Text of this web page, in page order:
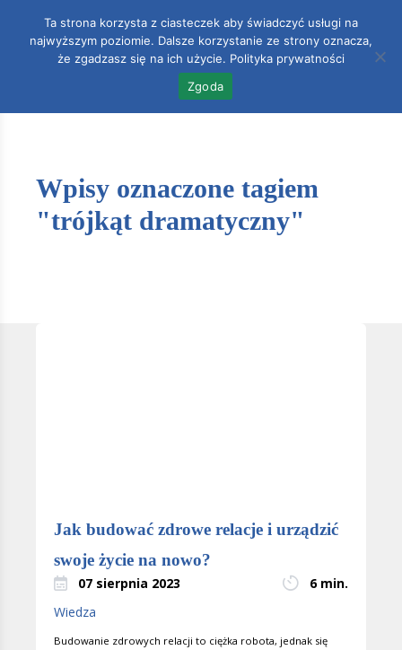
0
Wpisy oznaczone tagiem
"trójkąt dramatyczny"
Jak budować zdrowe relacje i urządzić
swoje życie na nowo?
07 sierpnia 2023
6 min.
Wiedza
Budowanie zdrowych relacji to ciężka robota, jednak się
Ta strona korzysta z ciasteczek aby świadczyć usługi na
najwyższym poziomie. Dalsze korzystanie ze strony oznacza,
że zgadzasz się na ich użycie. Polityka prywatności
Zgoda